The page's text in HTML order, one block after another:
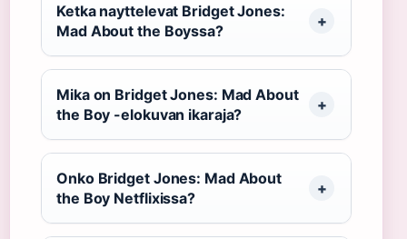
Ketka nayttelevat Bridget Jones:
Mad About the Boyssa?
Mika on Bridget Jones: Mad About
the Boy -elokuvan ikaraja?
Onko Bridget Jones: Mad About
the Boy Netflixissa?